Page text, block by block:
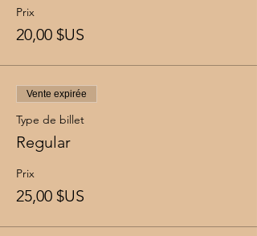
Prix
20,00 $US
Vente expirée
Type de billet
Regular
Prix
25,00 $US